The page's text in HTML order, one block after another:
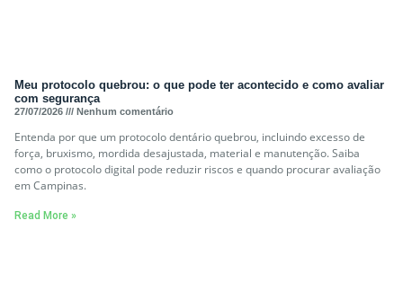
Meu protocolo quebrou: o que pode ter acontecido e como avaliar
com segurança
27/07/2026 Nenhum comentário
Entenda por que um protocolo dentário quebrou, incluindo excesso de
força, bruxismo, mordida desajustada, material e manutenção. Saiba
como o protocolo digital pode reduzir riscos e quando procurar avaliação
em Campinas.
Read More »